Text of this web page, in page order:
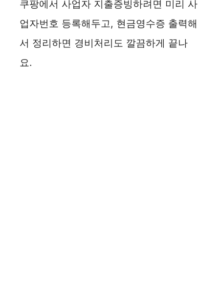
쿠팡에서 사업자 지출증빙하려면 미리 사
업자번호 등록해두고, 현금영수증 출력해
서 정리하면 경비처리도 깔끔하게 끝나
요.